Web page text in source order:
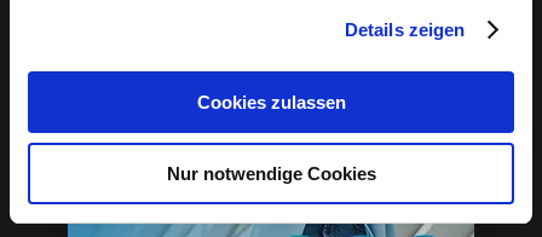
Details zeigen
Cookies zulassen
Nur notwendige Cookies